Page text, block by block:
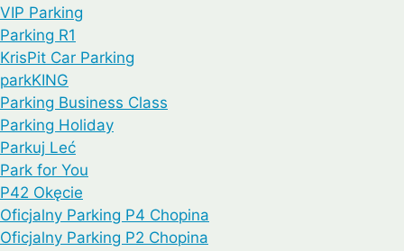
VIP Parking
Parking R1
KrisPit Car Parking
parkKING
Parking Business Class
Parking Holiday
Parkuj Leć
Park for You
P42 Okęcie
Oficjalny Parking P4 Chopina
Oficjalny Parking P2 Chopina